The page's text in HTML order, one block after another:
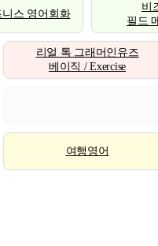
스 영어회화
비
필드
리얼 톡 그래머인유즈
베이직 / Exercise
여행영어